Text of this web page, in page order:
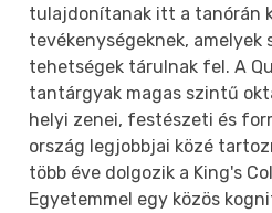
tulajdonítanak itt a tanórán
tevékenységeknek, amelyek
tehetségek tárulnak fel. A
tantárgyak magas szintű
helyi zenei, festészeti és
ország legjobbjai közé
több éve dolgozik a King's
Egyetemmel egy közös